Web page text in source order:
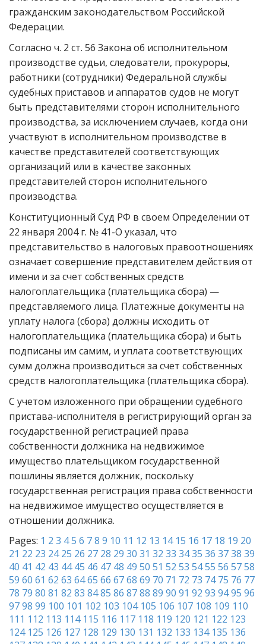
гражданским законодательством Российской
Федерации.
Согласно ч. 2 ст. 56 Закона об исполнительном
производстве судьи, следователи, прокуроры,
работники (сотрудники) Федеральной службы
судебных приставов и аппаратов судов не могут
быть представителями сторон исполнительного
производства, за исключением случаев, когда они
участвуют в исполнительном производстве в
качестве представителей соответствующих
организаций или в качестве законных
представителей сторон исполнительного
производства.
Конституционный Суд РФ в своем Определении от
22 января 2004 г. № 41-О указал, что
представительство в налоговых правоотношениях
означает совершение представителем действия от
имени и за счет собственных средств
налогоплательщика (плательщика сбора) —
представляемого лица. Платежные документы на
уплату налога (сбора) должны исходить от
налогоплательщика (плательщика сбора) и быть
подписаны им самим, и уплата соответствующих
сумм должна производиться за счет собственных
средств налогоплательщика (плательщика сбора).
С учетом изложенного при обращении судебного
пристава-исполнителя в регистрирующий орган за
государственной регистрацией права
собственности должника на недвижимое
имущество плательщиком государственной
пошлины является должник, поскольку
государственная регистрация права собственности
на недвижимое имущество осуществляется в
отношении должника.
Pages: 1 2 3 45 6 78 9 10 11 12 13 14 15 16 17 18 19 20
21 22 23 24 25 26 27 28 29 30 31 32 33 3435 36 3738 39
40 41 42 43 44 45 46 47 48 49 50 51 52 53 5455 56 5758
59 60 61 62 63 6465 66 6768 69 70 71 72 73 74 75 76 77
78 79 80 81 82 83 8485 86 8788 89 90 91 92 93 9495 96
9798 99 100 101 102 103 104 105 106 107 108 109 110
111 112 113 114 115 116 117 118 119 120 121 122 123
124 125 126 127 128 129 130 131 132 133 134 135 136